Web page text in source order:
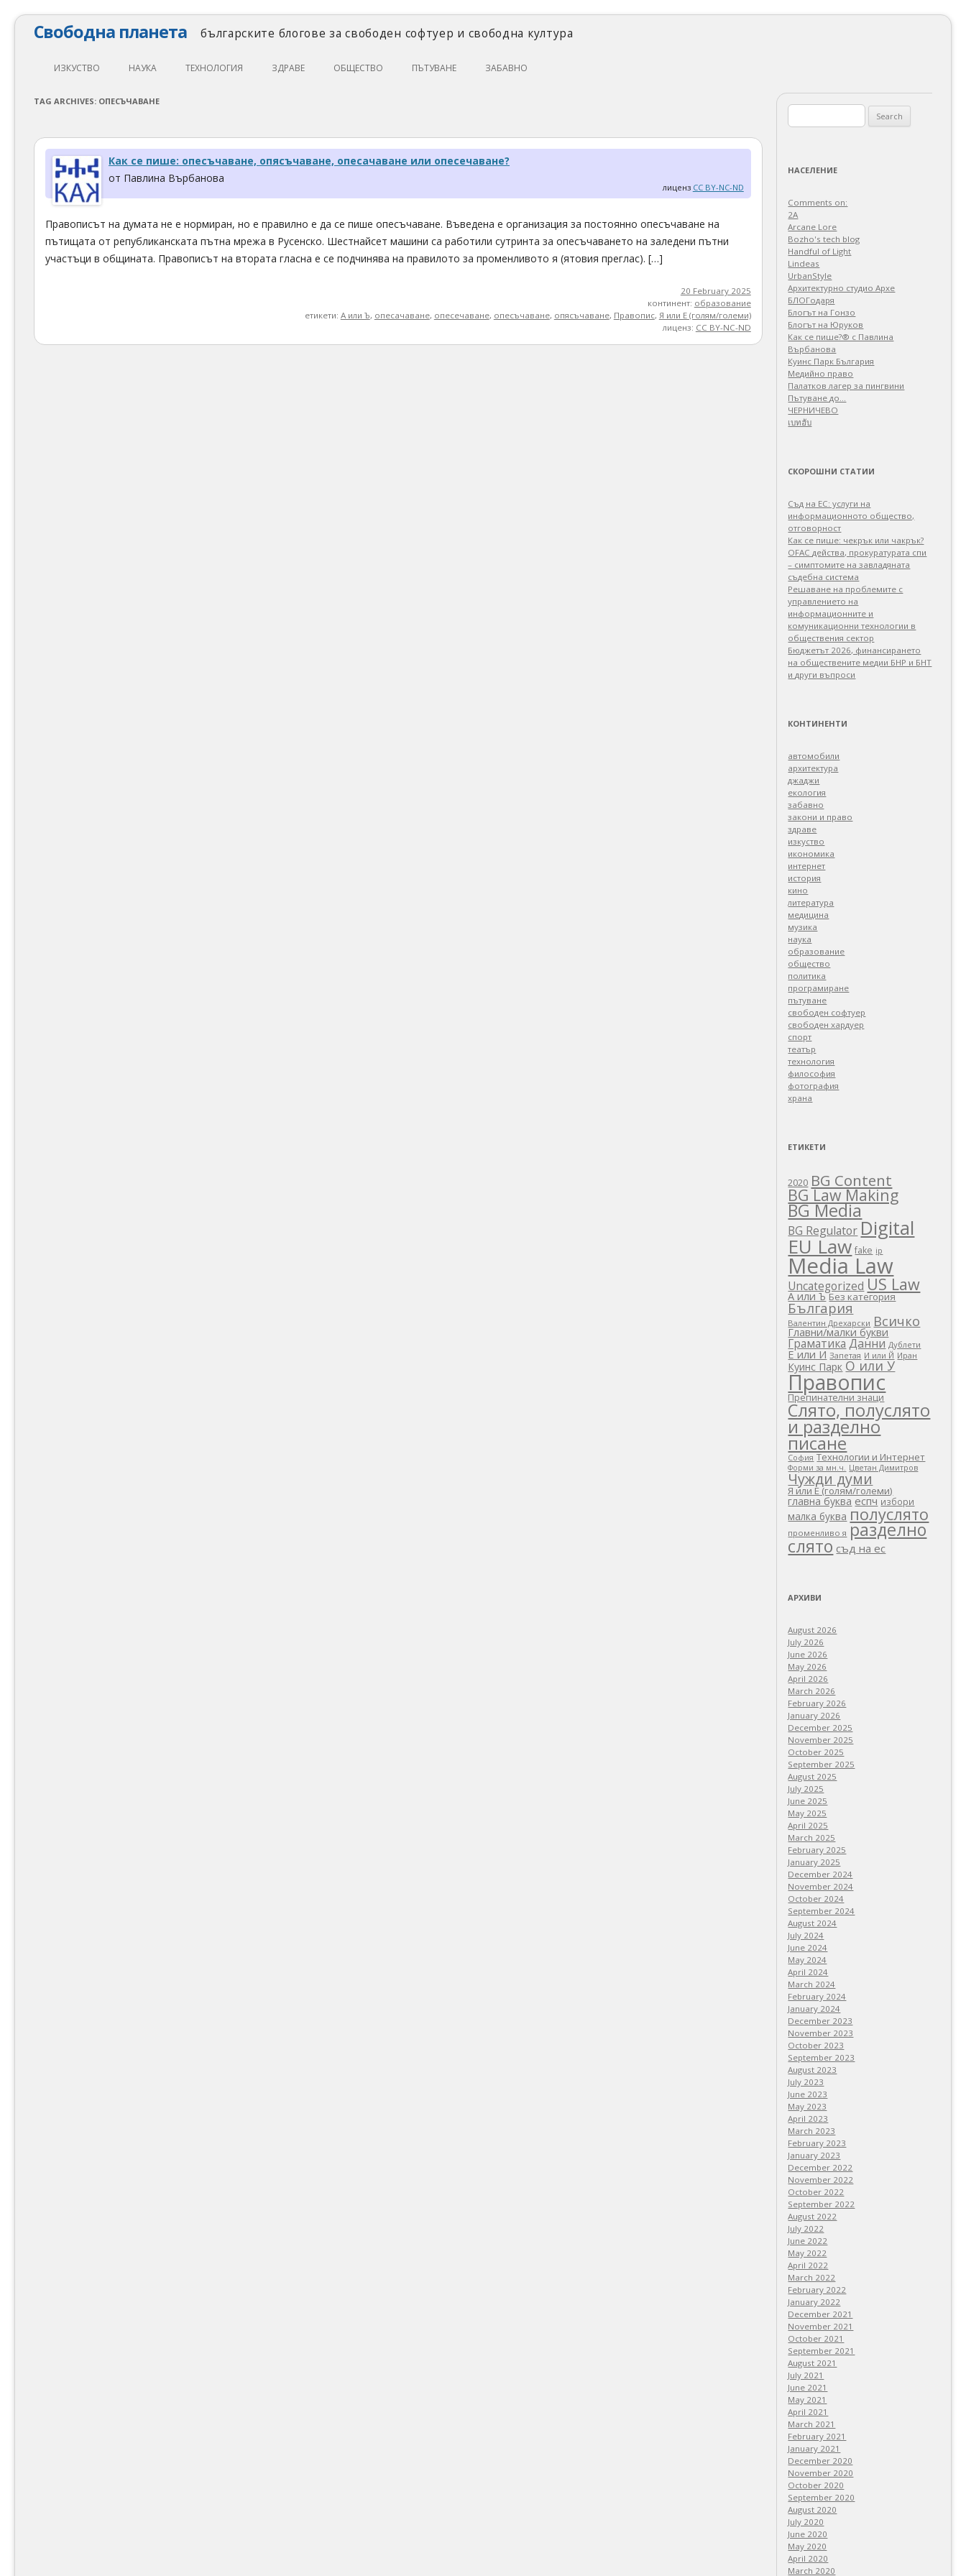
Свободна планета българските блогове за свободен софтуер и свободна култура
Skip
to
ИЗКУСТВО
КИНО
МУЗИКА
ФОТОГРАФИЯ
НАУКА
ФИЗИКА
ОБРАЗОВАНИЕ
ТЕХНОЛОГИЯ
СВОБОДЕН СОФТУЕР
СВОБОДЕН ХАРДУЕР
ДЖАДЖИ
ЗДРАВЕ ОБЩЕСТВО
ЦИФРОВИ ПРАВА
ПЪТУВАНЕ ЗАБАВНО
TAG ARCHIVES: ОПЕСЪЧАВАНЕ
Как се пише: опесъчаване, опясъчаване, опесачаване или опесечаване?
от Павлина Върбанова
лиценз CC BY-NC-ND
Правописът на думата не е нормиран, но е правилно е да се пише опесъчаване. Въведена е организация за постоянно опесъчаване на
пътищата от републиканската пътна мрежа в Русенско. Шестнайсет машини са работили сутринта за опесъчаването на заледени пътни
участъци в общината. Правописът на втората гласна е се подчинява на правилото за променливото я (ятовия преглас). […]
20 February 2025
континент: образование
етикети: А или Ъ, опесачаване, опесечаване, опесъчаване, опясъчаване, Правопис, Я или Е (голям/големи)
лиценз: CC BY-NC-ND
for:
НАСЕЛЕНИЕ
Comments on:
2A
Arcane Lore
Bozho's tech blog
Handful of Light
Lindeas
UrbanStyle
Архитектурно студио Архе
БЛОГодаря
Блогът на Гонзо
Блогът на Юруков
Как се пише?® с Павлина
Върбанова
Куинс Парк България
Медийно право
Палатков лагер зa пингвини
Пътуване до…
ЧЕРНИЧЕВО
เบทฮับ
СКОРОШНИ СТАТИИ
Съд на ЕС: услуги на
информационното общество,
отговорност
Как се пише: чекрък или чакрък?
OFAC действа, прокуратурата спи
– симптомите на завладяната
съдебна система
Решаване на проблемите с
управлението на
информационните и
комуникационни технологии в
обществения сектор
Бюджетът 2026, финансирането
на обществените медии БНР и БНТ
и други въпроси
КОНТИНЕНТИ
автомобили
архитектура
джаджи
екология
забавно
закони и право
здраве
изкуство
икономика
интернет
история
кино
литература
медицина
музика
наука
образование
общество
политика
програмиране
пътуване
свободен софтуер
свободен хардуер
спорт
театър
технология
философия
фотография
храна
ЕТИКЕТИ
2020 BG Content
BG Law Making
BG Media
BG Regulator Digital
EU Law fake ip
Media Law
Uncategorized US Law
А или Ъ Без категория
България
Валентин Дрехарски Всичко
Главни/малки букви
Граматика Данни Дублети
Е или И Запетая И или Й Иран
Куинс Парк О или У
Правопис
Препинателни знаци
Слято, полуслято
и разделно
писане
София Технологии и Интернет
Форми за мн.ч. Цветан Димитров
Чужди думи
Я или Е (голям/големи)
главна буква еспч избори
малка буква полуслято
променливо я разделно
слято съд на ес
АРХИВИ
August 2026
July 2026
June 2026
May 2026
April 2026
March 2026
February 2026
January 2026
December 2025
November 2025
October 2025
September 2025
August 2025
July 2025
June 2025
May 2025
April 2025
March 2025
February 2025
January 2025
December 2024
November 2024
October 2024
September 2024
August 2024
July 2024
June 2024
May 2024
April 2024
March 2024
February 2024
January 2024
December 2023
November 2023
October 2023
September 2023
August 2023
July 2023
June 2023
May 2023
April 2023
March 2023
February 2023
January 2023
December 2022
November 2022
October 2022
September 2022
August 2022
July 2022
June 2022
May 2022
April 2022
March 2022
February 2022
January 2022
December 2021
November 2021
October 2021
September 2021
August 2021
July 2021
June 2021
May 2021
April 2021
March 2021
February 2021
January 2021
December 2020
November 2020
October 2020
September 2020
August 2020
July 2020
June 2020
May 2020
April 2020
March 2020